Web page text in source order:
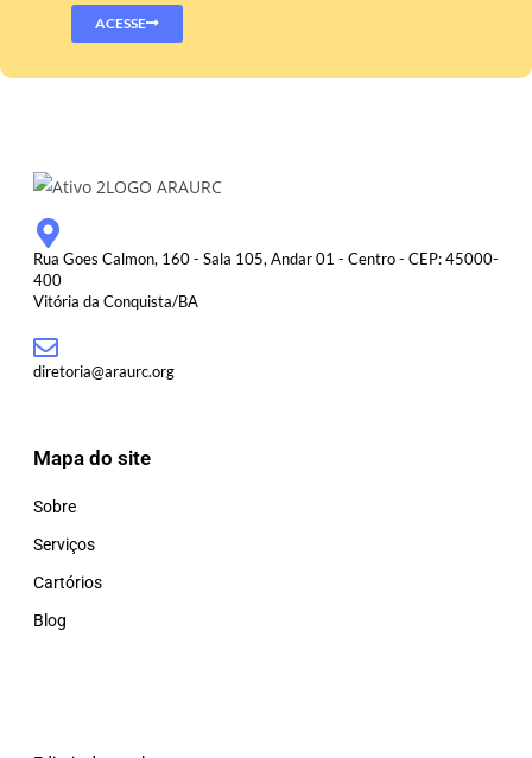
ACESSE
Rua Goes Calmon, 160 - Sala 105, Andar 01 - Centro - CEP: 45000-
400
Vitória da Conquista/BA
diretoria@araurc.org
Mapa do site
Sobre
Serviços
Cartórios
Blog